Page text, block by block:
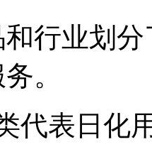
行业划
。
代表日化